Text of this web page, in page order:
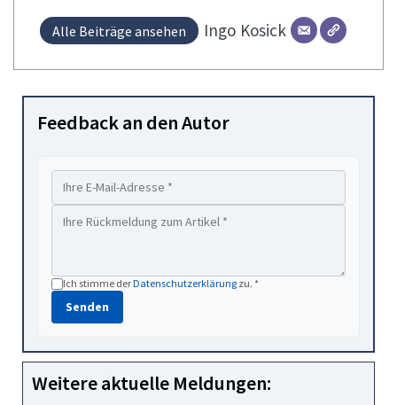
Alle Beiträge ansehen Ingo Kosick
Feedback an den Autor
Ich stimme derDatenschutzerklärung zu. *
Senden
Weitere aktuelle Meldungen: